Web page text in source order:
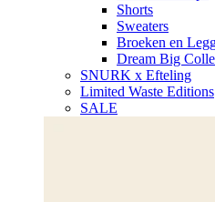
Shorts
Sweaters
Broeken en
Dream Big
SNURK x Efteling
Limited Waste Editions
SALE